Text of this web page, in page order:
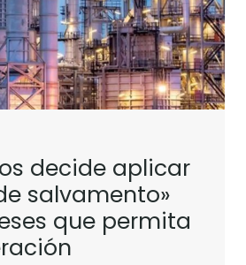
decide aplicar
salvamento»
que permita